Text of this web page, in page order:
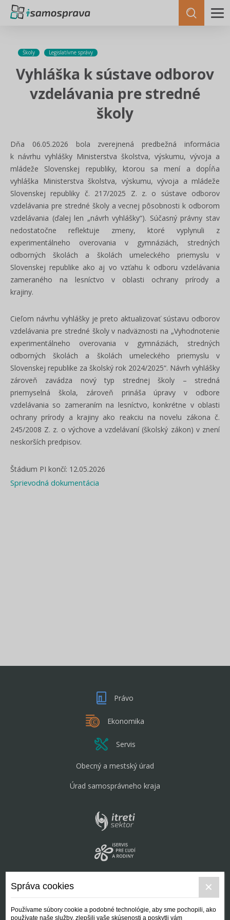
Školy Legislatívne správy
Vyhláška k sústave odborov
vzdelávania pre stredné
školy
Dňa 06.05.2026 bola zverejnená predbežná informácia
k návrhu vyhlášky Ministerstva školstva, výskumu, vývoja a
mládeže Slovenskej republiky, ktorou sa mení a dopĺňa
vyhláška Ministerstva školstva, výskumu, vývoja a mládeže
Slovenskej republiky č. 217/2025 Z. z. o sústave odborov
vzdelávania pre stredné školy a vecnej pôsobnosti k odborom
vzdelávania (ďalej len „návrh vyhlášky“). Súčasný právny stav
nedostatočne reflektuje zmeny, ktoré vyplynuli z
experimentálneho overovania v gymnáziách, stredných
odborných školách a školách umeleckého priemyslu v
Slovenskej republike ako aj vo vzťahu k odboru vzdelávania
zameraného na lesníctvo v oblasti ochrany prírody a
krajiny.
Cieľom návrhu vyhlášky je preto aktualizovať sústavu odborov
vzdelávania pre stredné školy v nadväznosti na „Vyhodnotenie
experimentálneho overovania v gymnáziách, stredných
odborných školách a školách umeleckého priemyslu v
Slovenskej republike za školský rok 2024/2025“. Návrh vyhlášky
zároveň zavádza nový typ strednej školy – stredná
priemyselná škola, zároveň prináša úpravy v odbore
vzdelávania so zameraním na lesníctvo, konkrétne v oblasti
ochrany prírody a krajiny ako reakciu na novelu zákona č.
245/2008 Z. z. o výchove a vzdelávaní (školský zákon) v znení
neskorších predpisov.
Štádium PI končí: 12.05.2026
Sprievodná dokumentácia
Právo
Ekonomika
Servis
Obecný a mestský úrad
Úrad samosprávneho kraja
Správa cookies
Používame súbory cookie a podobné technológie, aby sme pochopili, ako
používate naše služby, zlepšili vaše skúsenosti a poskytli vám